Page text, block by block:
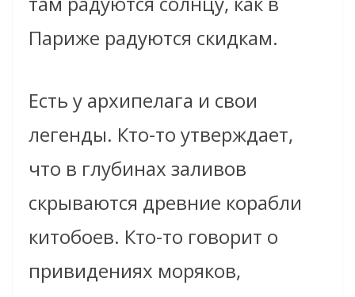
Париже радуются скидкам.
Есть у архипелага и свои
легенды. Кто-то утверждает,
что в глубинах заливов
скрываются древние корабли
китобоев. Кто-то говорит о
привидениях моряков,